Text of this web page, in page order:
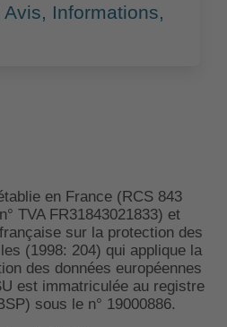
Informations,
en France (RCS 843
TVA FR31843021833) et
sur la protection des
(1998: 204) qui applique la
des données européennes
est immatriculée au registre
sous le n° 19000886.